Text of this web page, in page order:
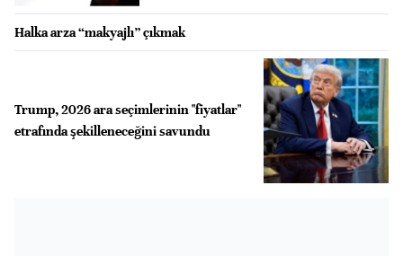
Halka arza “makyajlı” çıkmak
Trump, 2026 ara seçimlerinin "fiyatlar"
etrafında şekilleneceğini savundu